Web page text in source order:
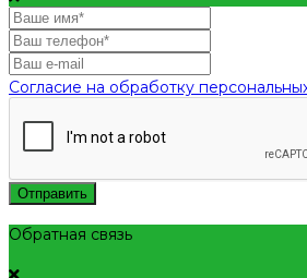
Согласие на обработку
Отправить
Обратная связь